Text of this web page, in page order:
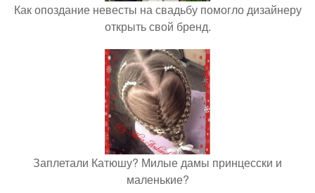
Как опоздание невесты на свадьбу помогло дизайнеру
открыть свой бренд.
Заплетали Катюшу? Милые дамы принцесски и
маленькие?